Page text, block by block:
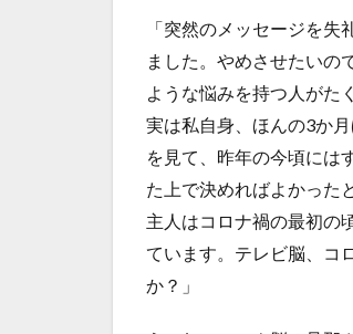
「突然のメッセージを
ました。やめさせたいの
ような悩みを持つ人がた
実は私自身、ほんの3か
を見て、昨年の今頃には
た上で決めればよかった
主人はコロナ禍の最初の
ています。テレビ脳、コ
か？」